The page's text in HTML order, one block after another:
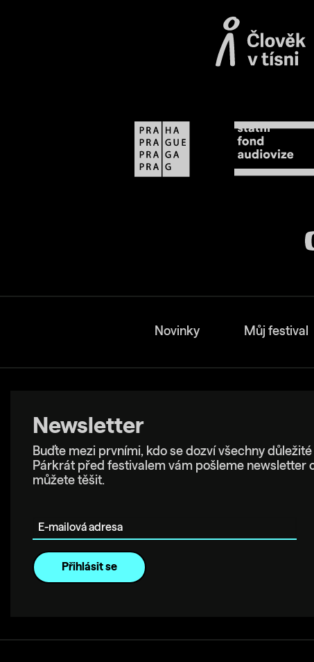
Novinky Můj festival
Newsletter
Buďte mezi prvními, kdo se dozví všechny důležité
Párkrát před festivalem vám pošleme newsletter
můžete těšit.